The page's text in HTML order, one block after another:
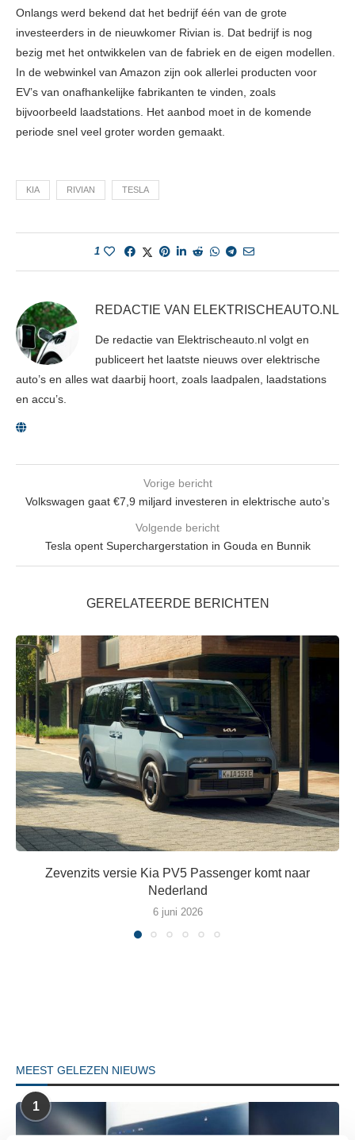
Onlangs werd bekend dat het bedrijf één van de grote
investeerders in de nieuwkomer Rivian is. Dat bedrijf is nog
bezig met het ontwikkelen van de fabriek en de eigen modellen.
In de webwinkel van Amazon zijn ook allerlei producten voor
EV’s van onafhankelijke fabrikanten te vinden, zoals
bijvoorbeeld laadstations. Het aanbod moet in de komende
periode snel veel groter worden gemaakt.
KIA RIVIAN TESLA
1
REDACTIE VAN ELEKTRISCHEAUTO.NL
De redactie van Elektrischeauto.nl volgt en
publiceert het laatste nieuws over elektrische
auto’s en alles wat daarbij hoort, zoals laadpalen, laadstations
en accu’s.
Vorige bericht
Volkswagen gaat €7,9 miljard investeren in elektrische auto’s
Volgende bericht
Tesla opent Superchargerstation in Gouda en Bunnik
GERELATEERDE BERICHTEN
Zevenzits versie Kia PV5 Passenger komt naar
Nederland
6 juni 2026
MEEST GELEZEN NIEUWS
1